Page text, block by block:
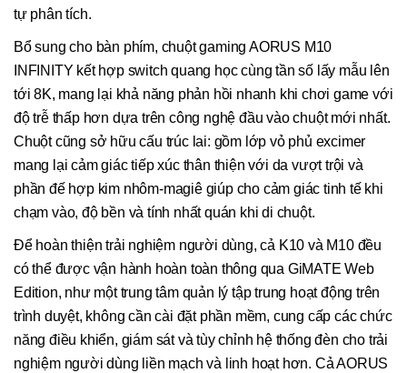
tự phân tích.
Bổ sung cho bàn phím, chuột gaming AORUS M10
INFINITY kết hợp switch quang học cùng tần số lấy mẫu lên
tới 8K, mang lại khả năng phản hồi nhanh khi chơi game với
độ trễ thấp hơn dựa trên công nghệ đầu vào chuột mới nhất.
Chuột cũng sở hữu cấu trúc lai: gồm lớp vỏ phủ excimer
mang lại cảm giác tiếp xúc thân thiện với da vượt trội và
phần đế hợp kim nhôm-magiê giúp cho cảm giác tinh tế khi
chạm vào, độ bền và tính nhất quán khi di chuột.
Để hoàn thiện trải nghiệm người dùng, cả K10 và M10 đều
có thể được vận hành hoàn toàn thông qua GiMATE Web
Edition, như một trung tâm quản lý tập trung hoạt động trên
trình duyệt, không cần cài đặt phần mềm, cung cấp các chức
năng điều khiển, giám sát và tùy chỉnh hệ thống đèn cho trải
nghiệm người dùng liền mạch và linh hoạt hơn. Cả AORUS